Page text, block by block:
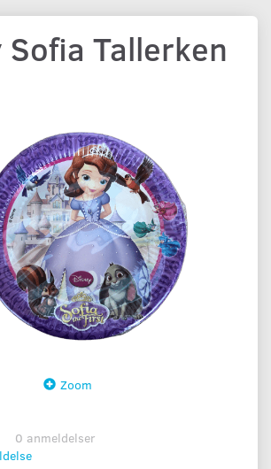
Sofia Tallerken
Zoom
0 anmeldelser